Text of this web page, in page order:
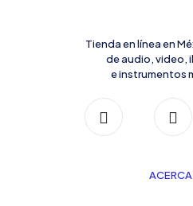
Tienda en línea en
de audio, video,
e instrumentos
ACERCA